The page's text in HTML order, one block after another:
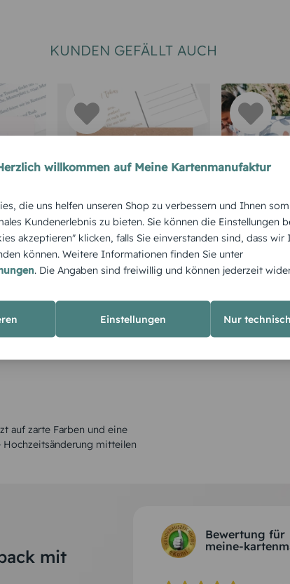
KUNDEN GEFÄLLT AUCH
Save-the-Date
Kalenderblatt
Hochzeit
auf zarte Farben und eine
Hochzeitsänderung mitteilen
mit
Bewertung für
meine-
willkommen auf Meine Kartenmanufaktur
die uns helfen unseren Shop zu verbessern und Ihnen
Kundenerlebnis zu bieten. Sie können die Einstellungen
akzeptieren" klicken, falls Sie einverstanden sind, dass
können. Weitere Informationen finden Sie unter
. Die Angaben sind freiwillig und können jederzeit
Einstellungen Nur